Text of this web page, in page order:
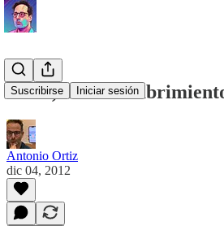
Suscribirse Iniciar sesión
Lumi, más
Antonio Ortiz
dic 04, 2012